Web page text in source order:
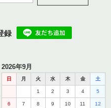
録
2026年9月
日 月 火 水 木 金 土
1 2 3 4 5
6 7 8 9 10 11 12